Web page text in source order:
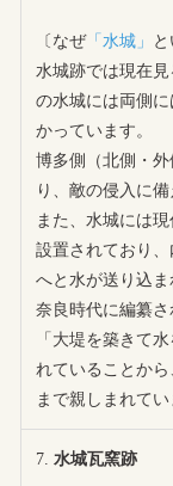
〔なぜ「水城」
と
水城跡では現在
の水城には両側
かっています。
博多側（北側・
り、敵の侵入に備
また、水城には
設置されており
へと水が送り込ま
奈良時代に編纂さ
「大堤を築きて
れていることか
まで親しまれてい
水城瓦窯跡